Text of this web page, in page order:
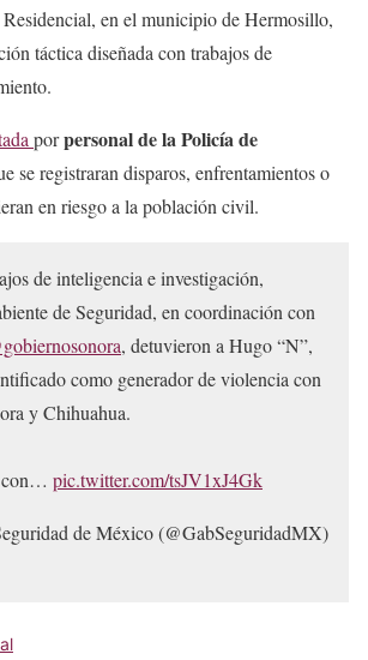
en el municipio de Hermosillo,
táctica diseñada con trabajos de
porpersonal de la Policía de
se registraran disparos, enfrentamientos o
en riesgo a la población civil.
de inteligencia e investigación,
de Seguridad, en coordinación con
, detuvieron a Hugo “N”,
como generador de violencia con
y Chihuahua.
con… pic.twitter.com/tsJV1xJ4Gk
de México (@GabSeguridadMX)